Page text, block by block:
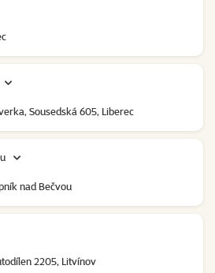
Sousedská 605, Liberec
nad Bečvou
2205, Litvínov